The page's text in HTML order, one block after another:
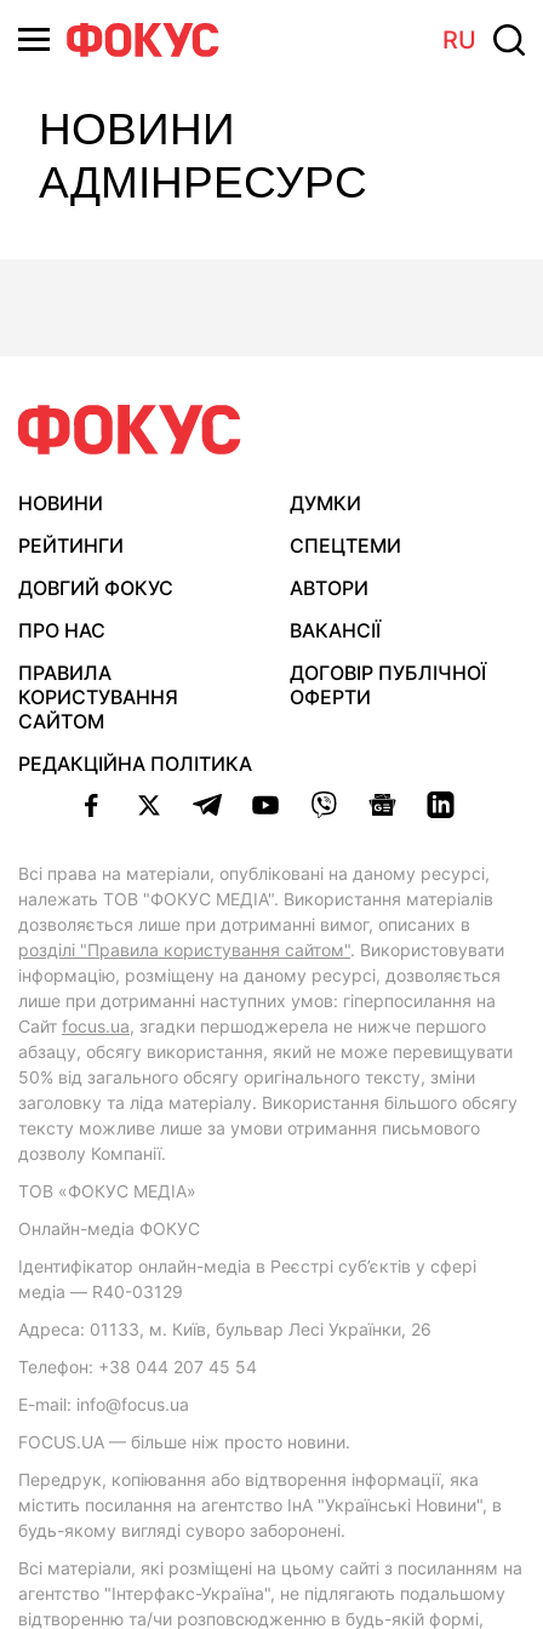
RU
НОВИНИ
АДМІНРЕСУРС
НОВИНИ
ДУМКИ
РЕЙТИНГИ
СПЕЦТЕМИ
ДОВГИЙ ФОКУС
АВТОРИ
ПРО НАС
ВАКАНСІЇ
ПРАВИЛА
КОРИСТУВАННЯ
САЙТОМ
ДОГОВІР ПУБЛІЧНОЇ
ОФЕРТИ
РЕДАКЦІЙНА ПОЛІТИКА
Всі права на матеріали, опубліковані на даному ресурсі,
належать ТОВ "ФОКУС МЕДІА". Використання матеріалів
дозволяється лише при дотриманні вимог, описаних в
розділі "Правила користування сайтом". Використовувати
інформацію, розміщену на даному ресурсі, дозволяється
лише при дотриманні наступних умов: гіперпосилання на
Cайт focus.ua, згадки першоджерела не нижче першого
абзацу, обсягу використання, який не може перевищувати
50% від загального обсягу оригінального тексту, зміни
заголовку та ліда матеріалу. Використання більшого обсягу
тексту можливе лише за умови отримання письмового
дозволу Компанії.
ТОВ «ФОКУС МЕДІА»
Онлайн-медіа ФОКУС
Ідентифікатор онлайн-медіа в Реєстрі суб’єктів у сфері
медіа — R40-03129
Адреса: 01133, м. Київ, бульвар Лесі Українки, 26
Телефон: +38 044 207 45 54
E-mail: info@focus.ua
FOCUS.UA — більше ніж просто новини.
Передрук, копіювання або відтворення інформації, яка
містить посилання на агентство ІнА "Українські Новини", в
будь-якому вигляді суворо заборонені.
Всі матеріали, які розміщені на цьому сайті з посиланням на
агентство "Інтерфакс-Україна", не підлягають подальшому
відтворенню та/чи розповсюдженню в будь-якій формі,